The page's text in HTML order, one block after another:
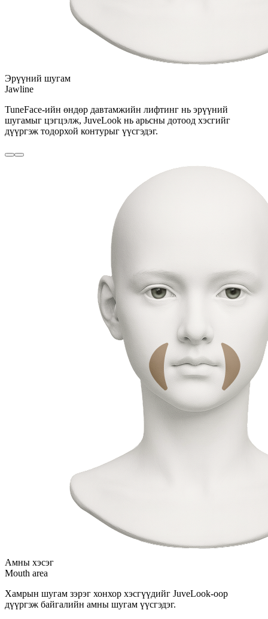
Эрүүний шугам
Jawline
TuneFace-ийн өндөр давтамжийн лифтинг нь эрүүний
шугамыг цэгцэлж, JuveLook нь арьсны дотоод хэсгийг
дүүргэж тодорхой контурыг үүсгэдэг.
Амны хэсэг
Mouth area
Хамрын шугам зэрэг хонхор хэсгүүдийг JuveLook-оор
дүүргэж байгалийн амны шугам үүсгэдэг.